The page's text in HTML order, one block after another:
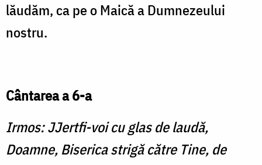
lăudăm, ca pe o Maică a Dumnezeului
nostru.
Cântarea a 6-a
Irmos: JJertfi-voi cu glas de laudă,
Doamne, Biserica strigă către Tine, de